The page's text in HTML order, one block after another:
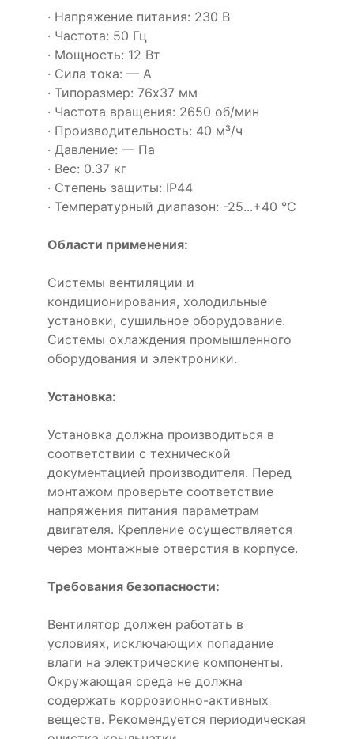
· Напряжение питания: 230 В
· Частота: 50 Гц
· Мощность: 12 Вт
· Сила тока: — А
· Типоразмер: 76x37 мм
· Частота вращения: 2650 об/мин
· Производительность: 40 м³/ч
· Давление: — Па
· Вес: 0.37 кг
· Степень защиты: IP44
· Температурный диапазон: -25...+40 °C
Области применения:
Системы вентиляции и
кондиционирования, холодильные
установки, сушильное оборудование.
Системы охлаждения промышленного
оборудования и электроники.
Установка:
Установка должна производиться в
соответствии с технической
документацией производителя. Перед
монтажом проверьте соответствие
напряжения питания параметрам
двигателя. Крепление осуществляется
через монтажные отверстия в корпусе.
Требования безопасности:
Вентилятор должен работать в
условиях, исключающих попадание
влаги на электрические компоненты.
Окружающая среда не должна
содержать коррозионно-активных
веществ. Рекомендуется периодическая